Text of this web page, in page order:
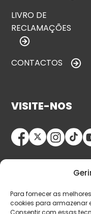
Para fornecer as
cookies para armazenar
Consentir com essas
LIVRO DE
RECLAMAÇÕES
CONTACTOS
VISITE-NOS
© Copyright 2026